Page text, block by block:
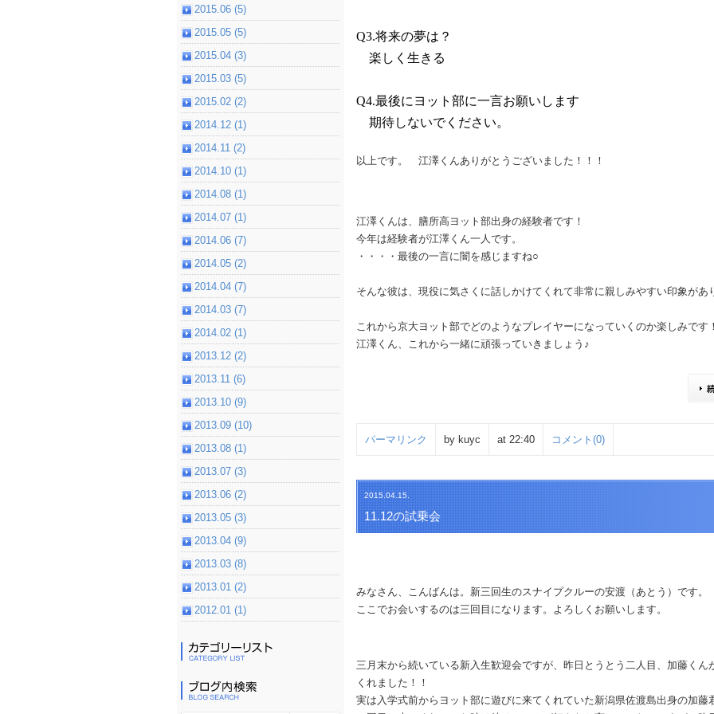
Q3.将来の夢は？
楽しく生きる
Q4.最後にヨット部に一言お願いします
期待しないでください。
以上です。 江澤くんありがとうございました！！！
江澤くんは、膳所高ヨット部出身の経験者です！
今年は経験者が江澤くん一人です。
・・・・最後の一言に闇を感じますね○
そんな彼は、現役に気さくに話しかけてくれて非常に親しみやすい印象があ
これから京大ヨット部でどのようなプレイヤーになっていくのか楽しみです！
江澤くん、これから一緒に頑張っていきましょう♪
パーマリンク by kuyc at 22:40 コメント(0)
2015.04.15.
11.12の試乗会
みなさん、こんばんは。新三回生のスナイプクルーの安渡（あとう）です。
ここでお会いするのは三回目になります。よろしくお願いします。
三月末から続いている新入生歓迎会ですが、昨日とうとう二人目、加藤くん
くれました！！
実は入学式前からヨット部に遊びに来てくれていた新潟県佐渡島出身の加藤
2015.06 (5)
2015.05 (5)
2015.04 (3)
2015.03 (5)
2015.02 (2)
2014.12 (1)
2014.11 (2)
2014.10 (1)
2014.08 (1)
2014.07 (1)
2014.06 (7)
2014.05 (2)
2014.04 (7)
2014.03 (7)
2014.02 (1)
2013.12 (2)
2013.11 (6)
2013.10 (9)
2013.09 (10)
2013.08 (1)
2013.07 (3)
2013.06 (2)
2013.05 (3)
2013.04 (9)
2013.03 (8)
2013.01 (2)
2012.01 (1)